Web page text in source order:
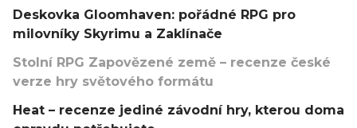
Deskovka Gloomhaven: pořádné RPG pro
milovníky Skyrimu a Zaklínače
Stolní RPG Zapovězené země – recenze české
verze hry světového formátu
Heat – recenze jediné závodní hry, kterou doma